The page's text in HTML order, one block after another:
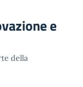
e
della